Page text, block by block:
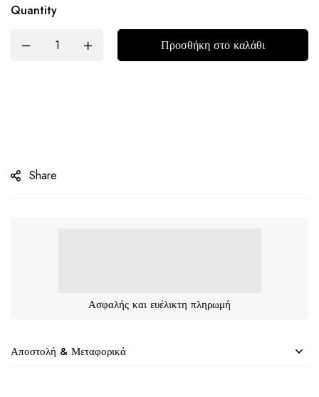
Quantity
Προσθήκη στο καλάθι
Share
Ασφαλής και ευέλικτη πληρωμή
Αποστολή & Μεταφορικά